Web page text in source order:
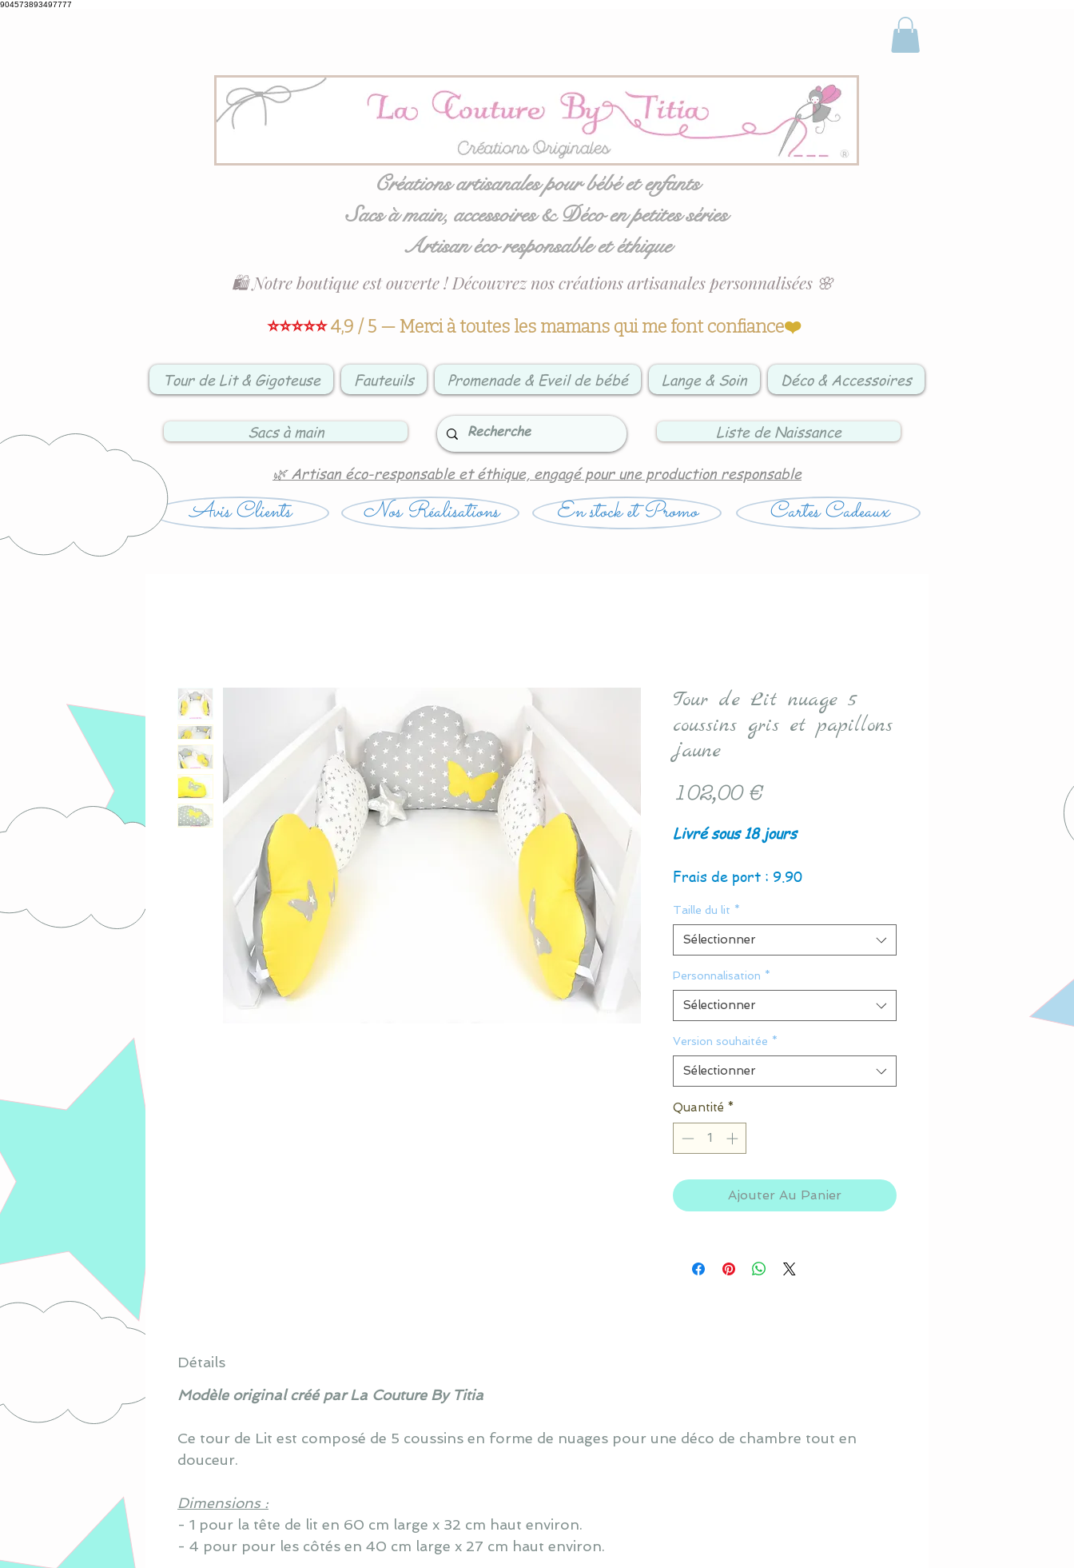
904573893497777
Créations artisanales pour bébé et enfants
Sacs à main, accessoires & Déco en petites séries
Artisan éco responsable et éthique
⭐⭐⭐⭐⭐4,9 / 5 — Merci à toutes les mamans qui me font confiance❤️
🛍️ Notre boutique est ouverte ! Découvrez nos créations artisanales personnalisées 🌸
Tour de Lit & Gigoteuse Fauteuils Promenade & Eveil de bébé Lange & Soin Déco & Accessoires
Sacs à main Liste de Naissance
🌿 Artisan éco-responsable et éthique, engagé pour une production responsable
Avis Clients Nos Réalisations En stock et Promo Cartes Cadeaux
Tour de Lit nuage 5
coussins gris et papillons
jaune
102,00 €Prix
Livré sous 18 jours
Frais de port : 9.90
Taille du lit *
Sélectionner
Personnalisation *
Sélectionner
Version souhaitée *
Sélectionner
Quantité *
Ajouter Au Panier
Détails
Modèle original créé par La Couture By Titia
Ce tour de Lit est composé de 5 coussins en forme de nuages pour une déco de chambre tout en
douceur.
Dimensions :
- 1 pour la tête de lit en 60 cm large x 32 cm haut environ.
- 4 pour pour les côtés en 40 cm large x 27 cm haut environ.